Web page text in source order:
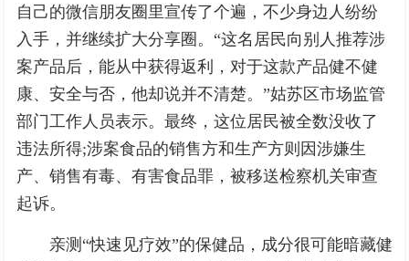
自己的微信朋友圈里宣传了个遍，不少身边人纷纷
入手，并继续扩大分享圈。“这名居民向别人推荐涉
案产品后，能从中获得返利，对于这款产品健不健
康、安全与否，他却说并不清楚。”姑苏区市场监管
部门工作人员表示。最终，这位居民被全数没收了
违法所得;涉案食品的销售方和生产方则因涉嫌生
产、销售有毒、有害食品罪，被移送检察机关审查
起诉。
亲测“快速见疗效”的保健品，成分很可能暗藏健